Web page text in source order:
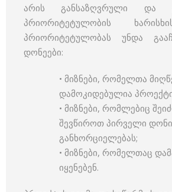
არის განსაზღვრული და
პრიორიტეტულობის
პრიორიტეტულობას უნდა
დონეები:
• მიზნები, რომელთა
დამოკიდებულია
• მიზნები, რომლებიც
შევწიროთ პირველი
განხორციელებას;
• მიზნები, რომელთაც
იყენებენ.